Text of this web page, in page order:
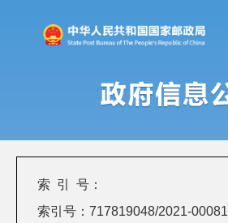
索 引 号：
索引号：717819048/2021-00081